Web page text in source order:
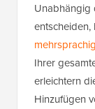
Unabhängig
Ihrer
erleichtern
Hinzufügen